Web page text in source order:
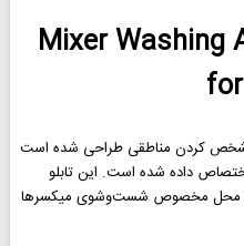
Mixer Washing
کردن مناطقی طراحی شده است
داده شده است. این تابلو
محل مخصوص شست‌وشوی میکسرها